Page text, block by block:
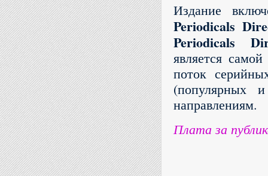
Издание
Periodicals
Periodicals
является
поток
(популярных
направлениям.
Плата за